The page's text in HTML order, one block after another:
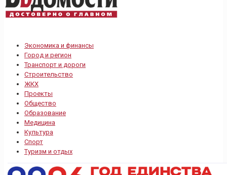
Экономика и финансы
Город и регион
Транспорт и дороги
Строительство
ЖКХ
Проекты
Общество
Образование
Медицина
Культура
Спорт
Туризм и отдых